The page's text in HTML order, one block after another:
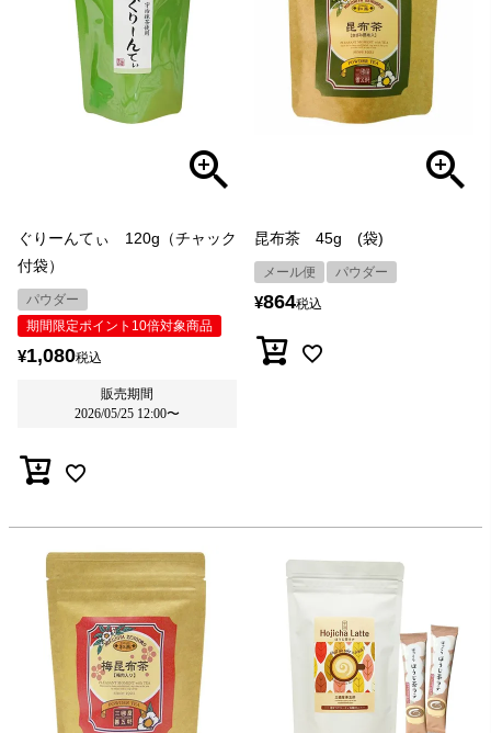
ぐりーんてぃ 120g（チャック
付袋）
パウダー
期間限定ポイント10倍対象商品
¥1,080税込
販売期間
2026/05/25 12:00〜
昆布茶 45g (袋)
メール便 パウダー
¥864税込